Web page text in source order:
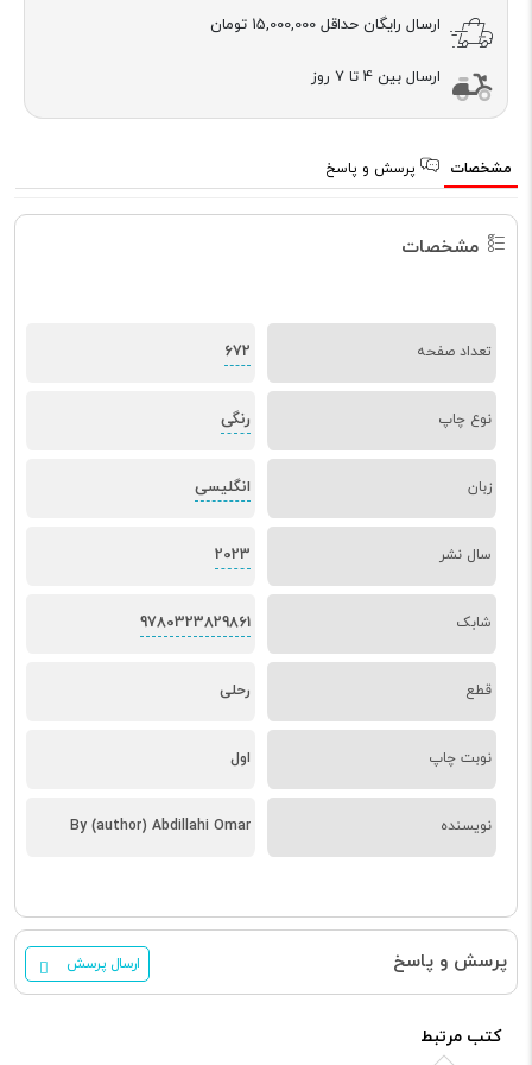
ارسال رایگان حداقل 15,000,000 تومان
ارسال بین 4 تا 7 روز
مشخصات پرسش و پاسخ
مشخصات
تعداد صفحه 672
نوع چاپ رنگی
زبان انگلیسی
سال نشر 2023
شابک 9780323829861
قطع رحلی
نوبت چاپ اول
نویسنده By (author) Abdillahi Omar
پرسش و پاسخ ارسال پرسش
کتب مرتبط